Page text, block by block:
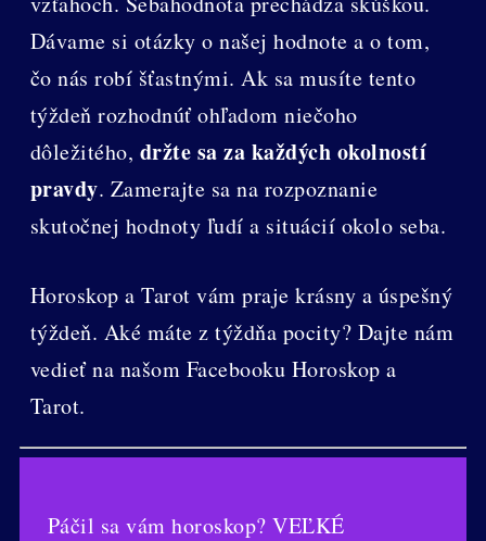
Dávame si otázky o našej hodnote a o tom,
čo nás robí šťastnými. Ak sa musíte tento
týždeň rozhodnúť ohľadom niečoho
dôležitého, držte sa za každých okolností
pravdy. Zamerajte sa na rozpoznanie
skutočnej hodnoty ľudí a situácií okolo seba.
Horoskop a Tarot vám praje krásny a úspešný
týždeň. Aké máte z týždňa pocity? Dajte nám
vedieť na našom Facebooku Horoskop a
Tarot.
Páčil sa vám horoskop? VEĽKÉ